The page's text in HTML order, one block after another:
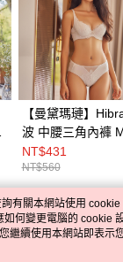
【曼黛瑪璉】
波 中腰三角內褲
XXL(石岩灰/典雅紫
木棕)
NT$431
NT$560
有關本網站使用 cookie
何變更電腦的 cookie
繼續使用本網站即表示
。